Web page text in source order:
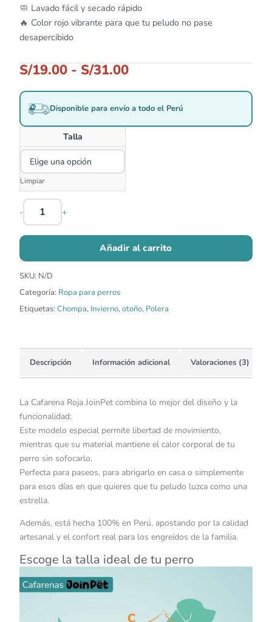
🧼 Lavado fácil y secado rápido
🔥 Color rojo vibrante para que tu peludo no pase
desapercibido
S/19.00 - S/31.00
Disponible para envío a todo el Perú
Talla
Limpiar
- +
Añadir al carrito
SKU: N/D
Categoría: Ropa para perros
Etiquetas: Chompa, Invierno,otoño, Polera
Descripción Información adicional Valoraciones (3)
La Cafarena Roja JoinPet combina lo mejor del diseño y la
funcionalidad:
Este modelo especial permite libertad de movimiento,
mientras que su material mantiene el calor corporal de tu
perro sin sofocarlo.
Perfecta para paseos, para abrigarlo en casa o simplemente
para esos días en que quieres que tu peludo luzca como una
estrella.
Además, está hecha 100% en Perú, apostando por la calidad
artesanal y el confort real para los engreídos de la familia.
Escoge la talla ideal de tu perro